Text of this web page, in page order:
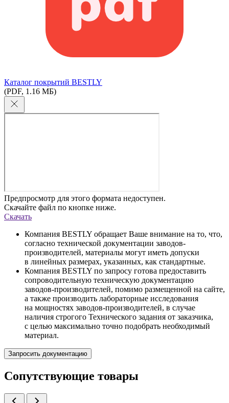
Каталог покрытий BESTLY
(PDF, 1.16 МБ)
Предпросмотр для этого формата недоступен.
Скачайте файл по кнопке ниже.
Скачать
Компания BESTLY обращает Ваше внимание на то, что,
согласно технической документации заводов-
производителей, материалы могут иметь допуски
в линейных размерах, указанных, как стандартные.
Компания BESTLY по запросу готова предоставить
сопроводительную техническую документацию
заводов-производителей, помимо размещенной на сайте,
а также производить лабораторные исследования
на мощностях заводов-производителей, в случае
наличия строгого Технического задания от заказчика,
с целью максимально точно подобрать необходимый
материал.
Запросить документацию
Сопутствующие товары